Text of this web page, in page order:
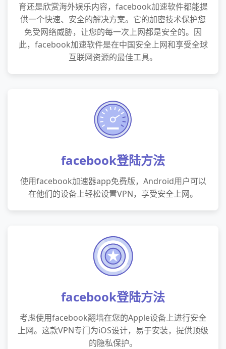
育还是欣赏海外娱乐内容，facebook加速软件都能提
供一个快速、安全的解决方案。它的加密技术保护您
免受网络威胁，让您的每一次上网都是安全的。因
此，facebook加速软件是在中国安全上网和享受全球
互联网资源的最佳工具。
facebook登陆方法
使用facebook加速器app免费版，Android用户可以
在他们的设备上轻松设置VPN，享受安全上网。
facebook登陆方法
考虑使用facebook翻墙在您的Apple设备上进行安全
上网。这款VPN专门为iOS设计，易于安装，提供顶级
的隐私保护。